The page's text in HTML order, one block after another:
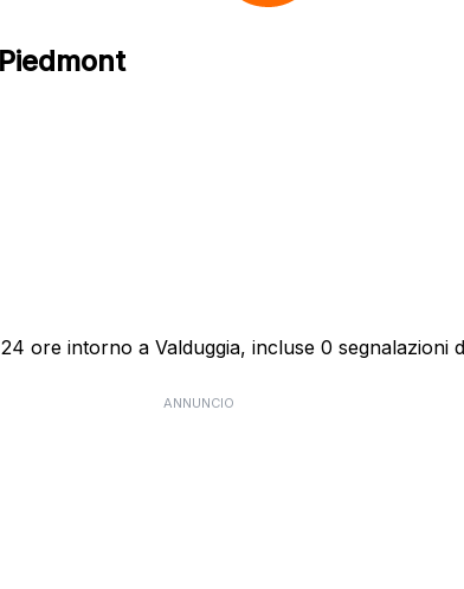
ore intorno a Valduggia, incluse 0 segnalazioni
ANNUNCIO